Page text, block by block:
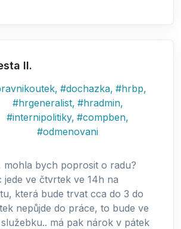
II.
, #dochazka, #hrbp,
#hrgeneralist, #hradmin,
#internipolitiky, #compben,
#odmenovani
mohla bych poprosit o radu?
jede ve čtvrtek ve 14h na
která bude trvat cca do 3 do
nepůjde do práce, to bude ve
má pak nárok v pátek